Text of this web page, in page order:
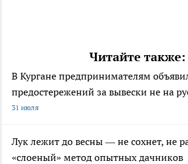
Читайте также:
В Кургане предпринимателям
предостережений за вывески не на
31 июля
Лук лежит до весны — не сохнет, не
«слоеный» метод опытных дачников